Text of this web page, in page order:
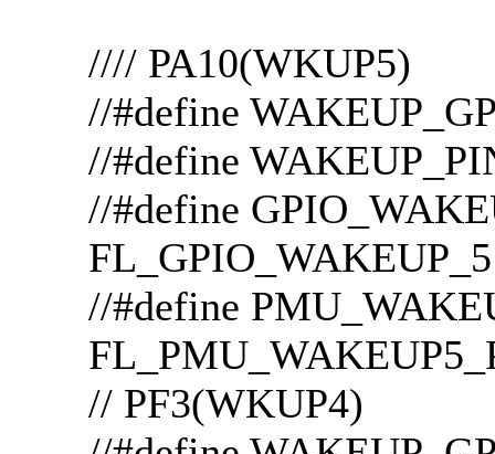
//// PA10(WKUP5)
//#define
//#define
//#define
FL_GPIO_WAKEUP_5
//#define
// PF3(WKUP4)